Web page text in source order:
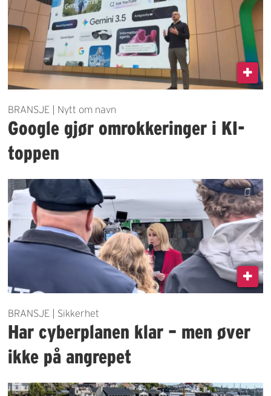
BRANSJE | Nytt om navn
Google gjør omrokkeringer i KI-
toppen
BRANSJE | Sikkerhet
Har cyberplanen klar – men øver
ikke på angrepet